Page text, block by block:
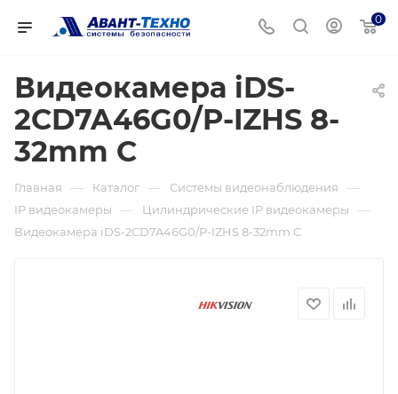
0
Видеокамера iDS-
2CD7A46G0/P-IZHS 8-
32mm C
Главная — Каталог — Системы видеонаблюдения —
IP видеокамеры — Цилиндрические IP видеокамеры —
Видеокамера iDS-2CD7A46G0/P-IZHS 8-32mm C